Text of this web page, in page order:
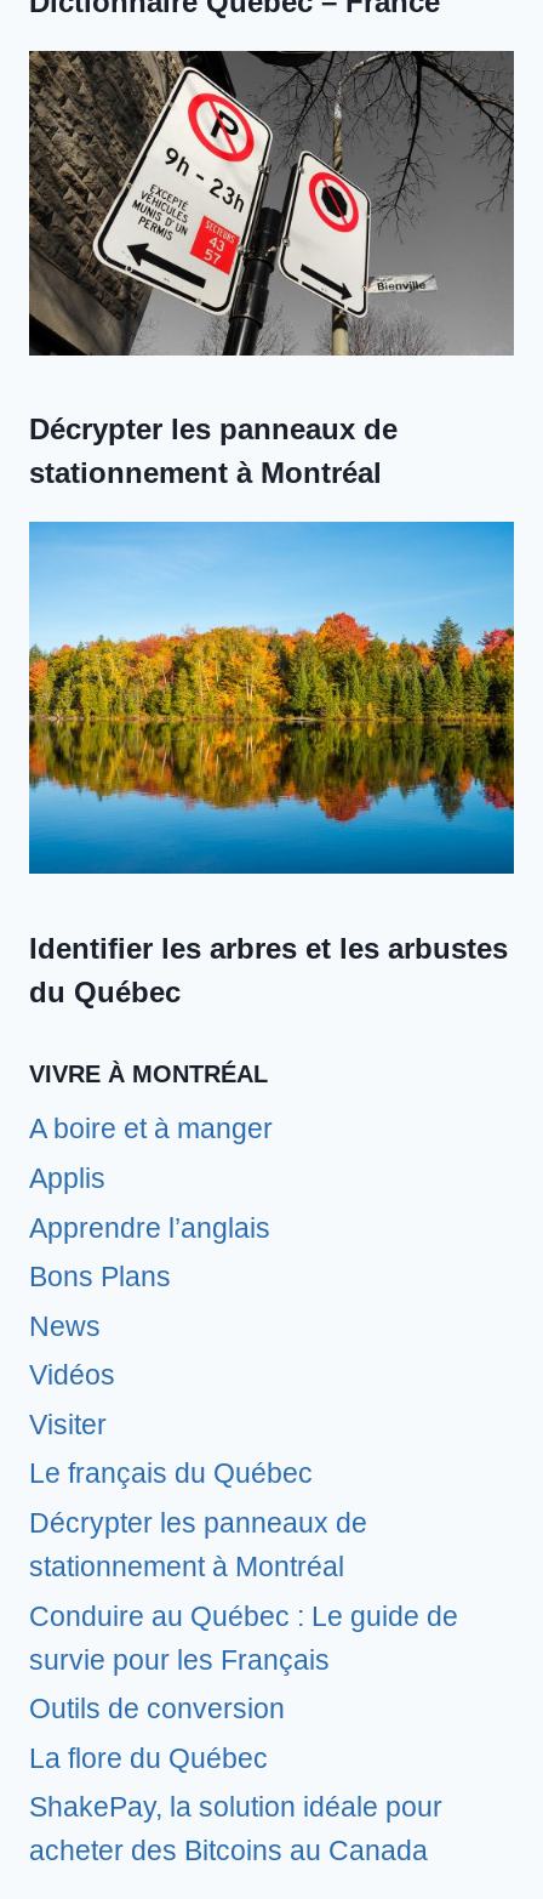
Décrypter les panneaux de
stationnement à Montréal
Identifier les arbres et les arbustes
du Québec
VIVRE À MONTRÉAL
A boire et à manger
Applis
Apprendre l’anglais
Bons Plans
News
Vidéos
Visiter
Le français du Québec
Décrypter les panneaux de
stationnement à Montréal
Conduire au Québec : Le guide de
survie pour les Français
Outils de conversion
La flore du Québec
ShakePay, la solution idéale pour
acheter des Bitcoins au Canada